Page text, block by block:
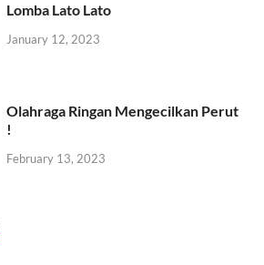
Lomba Lato Lato
January 12, 2023
Olahraga Ringan Mengecilkan Perut
!
February 13, 2023